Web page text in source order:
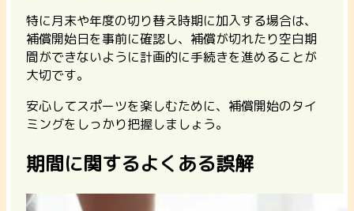
特に月末や年度の切り替え時期に加入する場合は、
補償開始日を事前に確認し、補償が切れたり空白期
間ができないように計画的に手続きを進めることが
大切です。
安心してスポーツを楽しむために、補償開始のタイ
ミングをしっかり把握しましょう。
期間に関するよくある誤解